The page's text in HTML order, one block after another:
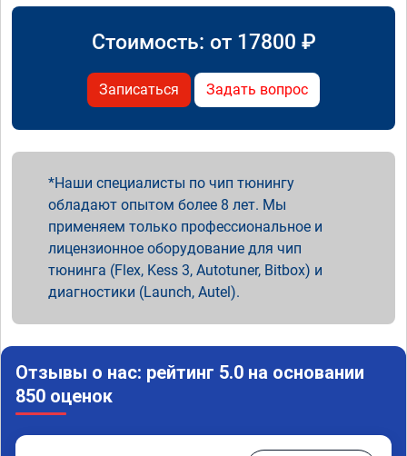
Стоимость: от 17800 ₽
Записаться Задать вопрос
Наши специалисты по чип тюнингу
обладают опытом более 8 лет. Мы
применяем только профессиональное и
лицензионное оборудование для чип
тюнинга (Flex, Kess 3, Autotuner, Bitbox) и
диагностики (Launch, Autel).
Отзывы о нас: рейтинг 5.0 на основании
850 оценок